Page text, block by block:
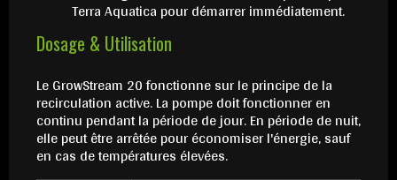
Terra Aquatica pour démarrer immédiatement.
Dosage & Utilisation
Le GrowStream 20 fonctionne sur le principe de la
recirculation active. La pompe doit fonctionner en
continu pendant la période de jour. En période de nuit,
elle peut être arrêtée pour économiser l'énergie, sauf
en cas de températures élevées.